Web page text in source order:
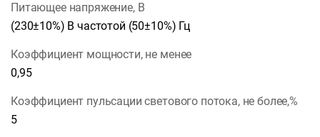
Питающее напряжение, В
(230±10%) В частотой (50±10%) Гц
Коэффициент мощности, не менее
0,95
Коэффициент пульсации светового потока, не более,%
5